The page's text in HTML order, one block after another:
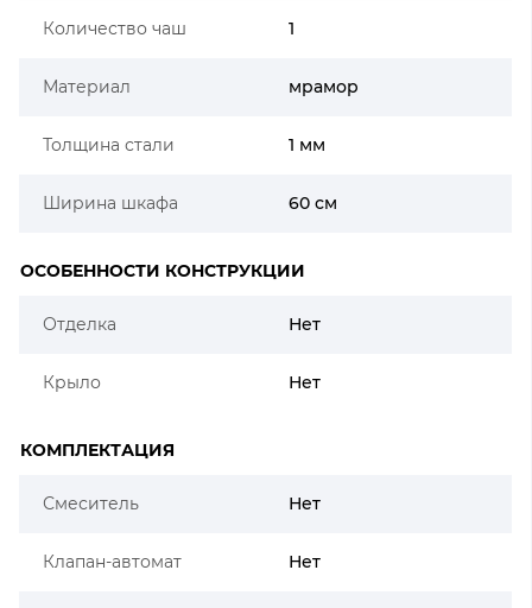
Количество чаш 1
Материал мрамор
Толщина стали 1 мм
Ширина шкафа 60 см
ОСОБЕННОСТИ КОНСТРУКЦИИ
Отделка Нет
Крыло Нет
КОМПЛЕКТАЦИЯ
Смеситель Нет
Клапан-автомат Нет